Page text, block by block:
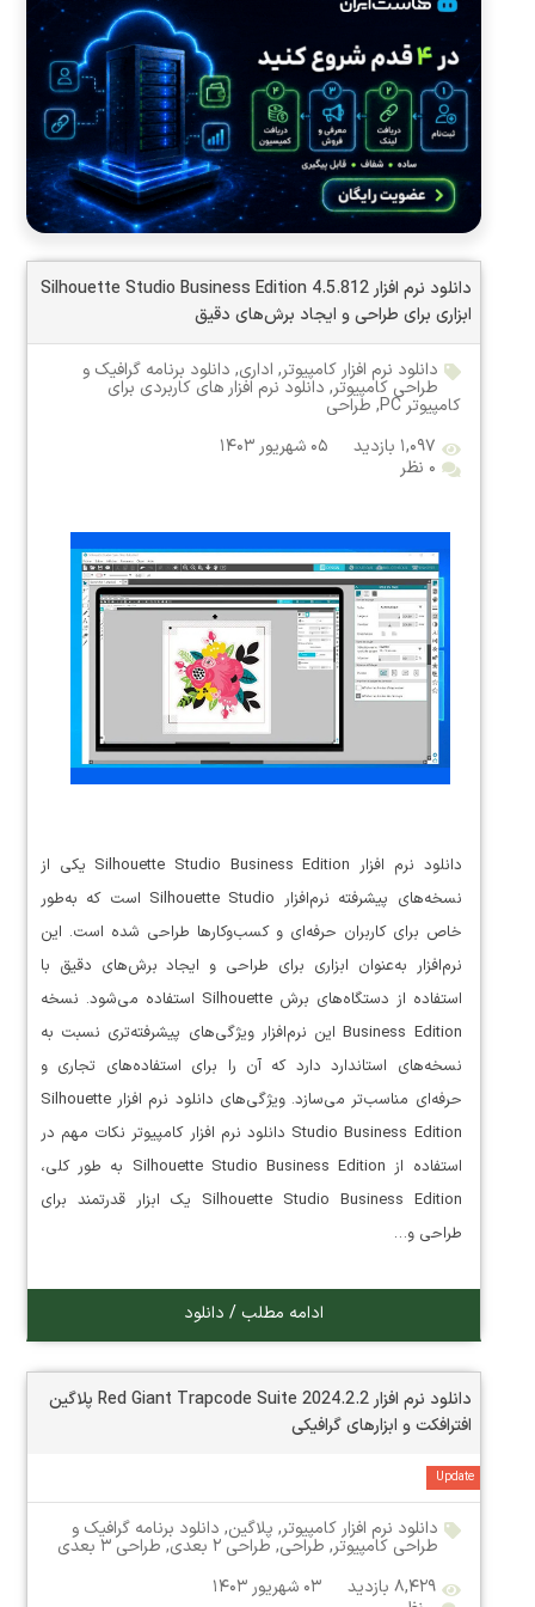
دانلود نرم افزار Silhouette Studio Business Edition 4.5.812
ابزاری برای طراحی و ایجاد برش‌های دقیق
دانلود نرم افزار کامپیوتر, اداری, دانلود برنامه گرافیک و
طراحی کامپیوتر, دانلود نرم افزار های کاربردی برای
کامپیوتر PC , طراحی
۱,۰۹۷ بازدید
۰۵ شهریور ۱۴۰۳
۰ نظر
دانلود نرم افزار Silhouette Studio Business Edition یکی از
نسخه‌های پیشرفته نرم‌افزار Silhouette Studio است که به‌طور
خاص برای کاربران حرفه‌ای و کسب‌وکارها طراحی شده است. این
نرم‌افزار به‌عنوان ابزاری برای طراحی و ایجاد برش‌های دقیق با
استفاده از دستگاه‌های برش Silhouette استفاده می‌شود. نسخه
Business Edition این نرم‌افزار ویژگی‌های پیشرفته‌تری نسبت به
نسخه‌های استاندارد دارد که آن را برای استفاده‌های تجاری و
حرفه‌ای مناسب‌تر می‌سازد. ویژگی‌های دانلود نرم افزار Silhouette
Studio Business Edition دانلود نرم افزار کامپیوتر نکات مهم در
استفاده از Silhouette Studio Business Edition به طور کلی،
Silhouette Studio Business Edition یک ابزار قدرتمند برای
طراحی و…
ادامه مطلب / دانلود
دانلود نرم افزار Red Giant Trapcode Suite 2024.2.2 پلاگین
افترافکت و ابزارهای گرافیکی
Update
دانلود نرم افزار کامپیوتر, پلاگین, دانلود برنامه گرافیک و
طراحی کامپیوتر, طراحی, طراحی ۲ بعدی , طراحی ۳ بعدی
۸,۴۲۹ بازدید
۰۳ شهریور ۱۴۰۳